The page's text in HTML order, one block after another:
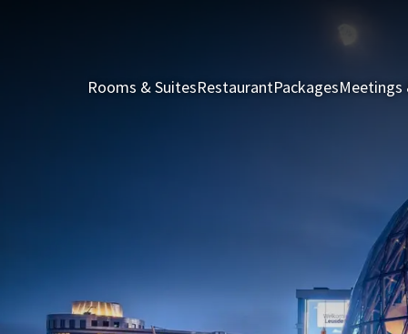
Rooms & SuitesRestaurantPackagesMeetings